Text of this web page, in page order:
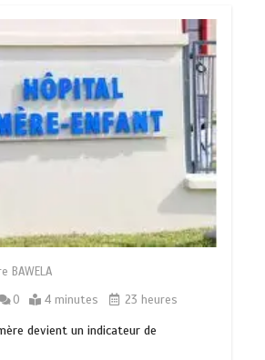
BAWELA
0 4 minutes 23 heures
devient un indicateur de